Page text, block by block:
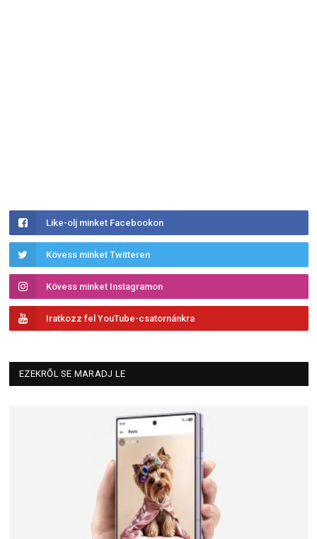
Like-olj minket Facebookon
Kövess minket Twitteren
Kövess minket Instagramon
Iratkozz fel YouTube-csatornánkra
EZEKRŐL SE MARADJ LE